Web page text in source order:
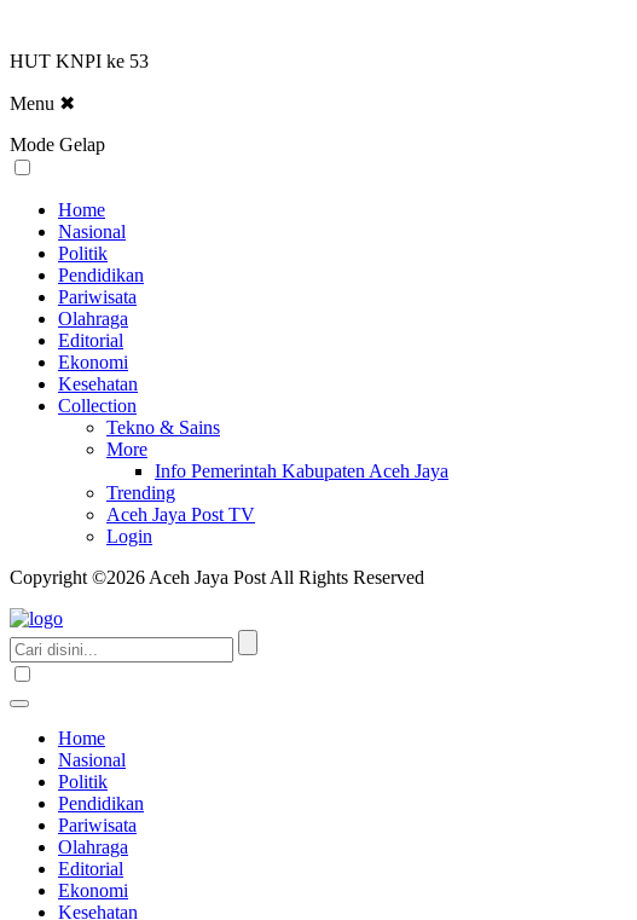
HUT KNPI ke 53
Menu ✖
Mode Gelap
Home
Nasional
Politik
Pendidikan
Pariwisata
Olahraga
Editorial
Ekonomi
Kesehatan
Collection
Tekno & Sains
More
Info Pemerintah Kabupaten Aceh Jaya
Trending
Aceh Jaya Post TV
Login
Copyright ©2026 Aceh Jaya Post All Rights Reserved
Home
Nasional
Politik
Pendidikan
Pariwisata
Olahraga
Editorial
Ekonomi
Kesehatan